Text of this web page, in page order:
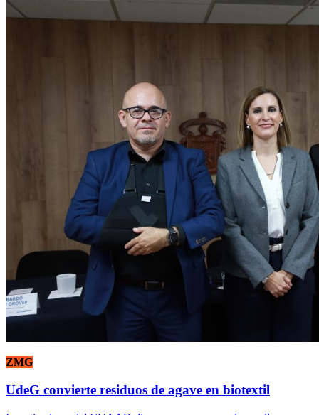
ZMG
UdeG convierte residuos de agave en biotextil